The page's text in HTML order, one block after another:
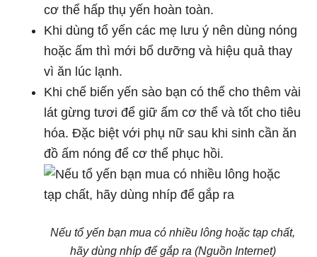
cơ thể hấp thụ yến hoàn toàn.
Khi dùng tổ yến các mẹ lưu ý nên dùng nóng
hoặc ấm thì mới bổ dưỡng và hiệu quả thay
vì ăn lúc lạnh.
Khi chế biến yến sào bạn có thể cho thêm vài
lát gừng tươi để giữ ấm cơ thể và tốt cho tiêu
hóa. Đặc biệt với phụ nữ sau khi sinh cần ăn
đồ ấm nóng để cơ thể phục hồi.
Nếu tổ yến bạn mua có nhiều lông hoặc tạp chất,
hãy dùng nhíp để gắp ra (Nguồn Internet)